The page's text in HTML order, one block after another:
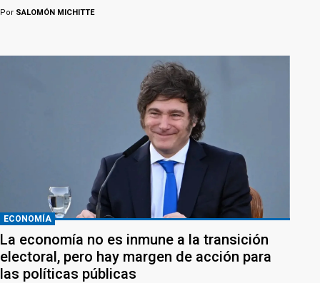
Por SALOMÓN MICHITTE
ECONOMÍA
La economía no es inmune a la transición
electoral, pero hay margen de acción para
las políticas públicas